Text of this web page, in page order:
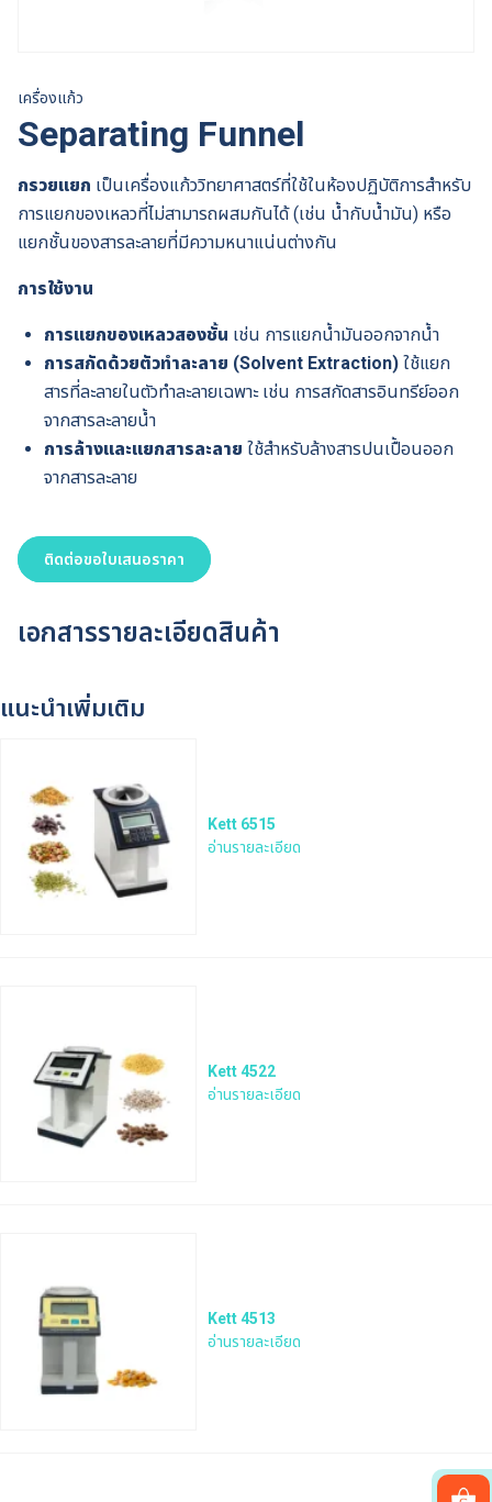
เครื่องแก้ว
Separating Funnel
กรวยแยก เป็นเครื่องแก้ววิทยาศาสตร์ที่ใช้ในห้องปฏิบัติการสำหรับ
การแยกของเหลวที่ไม่สามารถผสมกันได้ (เช่น น้ำกับน้ำมัน) หรือ
แยกชั้นของสารละลายที่มีความหนาแน่นต่างกัน
การใช้งาน
การแยกของเหลวสองชั้น เช่น การแยกน้ำมันออกจากน้ำ
การสกัดด้วยตัวทำละลาย (Solvent Extraction) ใช้แยก
สารที่ละลายในตัวทำละลายเฉพาะ เช่น การสกัดสารอินทรีย์ออก
จากสารละลายน้ำ
การล้างและแยกสารละลาย ใช้สำหรับล้างสารปนเปื้อนออก
จากสารละลาย
ติดต่อขอใบเสนอราคา
เอกสารรายละเอียดสินค้า
แนะนำเพิ่มเติม
Kett 6515
อ่านรายละเอียด
Kett 4522
อ่านรายละเอียด
Kett 4513
อ่านรายละเอียด